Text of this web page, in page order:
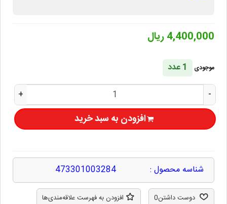
4,400,000 ریال
موجودی
1 عدد
-
+
افزودن به سبد خرید
شناسه محصول : 473301003284
دوست داشتن0 افزودن به فهرست علاقه‌مندی‌ها